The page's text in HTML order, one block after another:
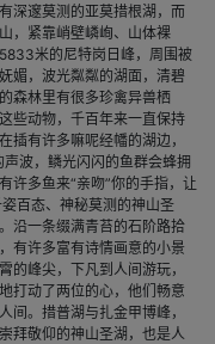
深邃莫测的亚莫措根湖，而
，紧靠峭壁嶙峋、山体裸
米的尼特岗日峰，周围被
媚，波光粼粼的湖面，清碧
森林里有很多珍禽异兽栖
些动物，千百年来一直保持
插有许多嘛呢经幡的湖边，
波，鳞光闪闪的鱼群会蜂拥
许多鱼来“亲吻”你的手指，让
百态、神秘莫测的神山圣
沿一条缀满青苔的石阶路拾
有许多富有诗情画意的小景
的峰尖，下凡到人间游玩，
打动了两位的心，他们畅意
间。措普湖与扎金甲博峰，
拜敬仰的神山圣湖，也是人